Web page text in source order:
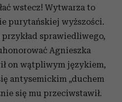
wstecz! Wytwarza to
purytańskiej wyższości.
sprawiedliwego,
Agnieszka
on wątpliwym językiem,
antysemickim „duchem
się mu przeciwstawił.